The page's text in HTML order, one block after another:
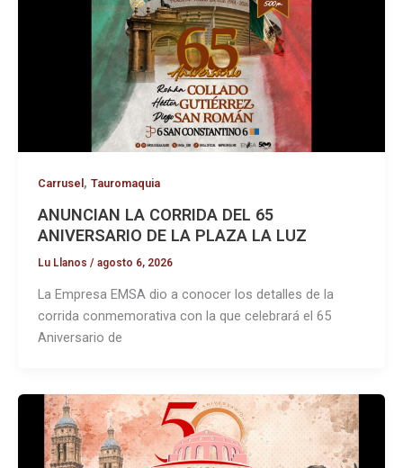
Carrusel , Tauromaquia
ANUNCIAN LA CORRIDA DEL 65
ANIVERSARIO DE LA PLAZA LA LUZ
Lu Llanos / agosto 6, 2026
La Empresa EMSA dio a conocer los detalles de la
corrida conmemorativa con la que celebrará el 65
Aniversario de